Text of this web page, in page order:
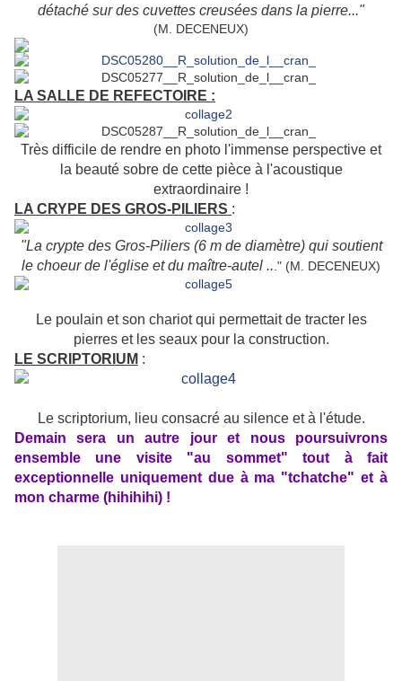
détaché sur des cuvettes creusées dans la pierre..."
(M. DECENEUX)
LA SALLE DE REFECTOIRE :
Très difficile de rendre en photo l'immense perspective et
la beauté sobre de cette pièce à l'acoustique
extraordinaire !
LA CRYPE DES GROS-PILIERS :
"La crypte des Gros-Piliers (6 m de diamètre) qui soutient
le choeur de l'église et du maître-autel .. ." (M. DECENEUX)
Le poulain et son chariot qui permettait de tracter les
pierres et les seaux pour la construction.
LE SCRIPTORIUM :
Le scriptorium, lieu consacré au silence et à l'étude.
Demain sera un autre jour et nous poursuivrons
ensemble une visite "au sommet" tout à fait
exceptionnelle uniquement due à ma "tchatche" et à
mon charme (hihihihi) !